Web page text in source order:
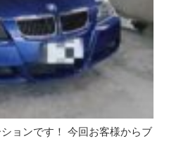
ョンです！ 今回お客様からブ